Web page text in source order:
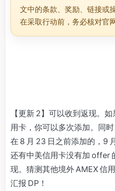
文中的条款、奖励、链接或
在采取行动前，务必核对官
【更新 2】可以收到返现。
用卡，你可以多次添加。同
在 8 月 23 日之前添加的，9
还有中美信用卡没有加 offer
现。猜测其他境外 AMEX 信
汇报 DP！